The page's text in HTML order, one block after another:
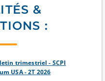
&
:
trimestriel - SCPI
USA - 2T 2026